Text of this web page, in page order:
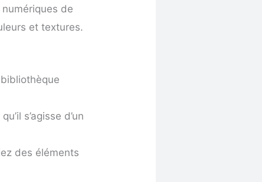
de
et textures.
s’agisse d’un
des éléments